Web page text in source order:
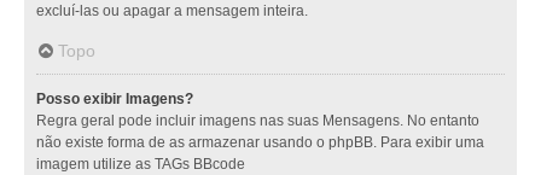
excluí-las ou apagar a mensagem inteira.
Topo
Posso exibir Imagens?
Regra geral pode incluir imagens nas suas Mensagens. No entanto
não existe forma de as armazenar usando o phpBB. Para exibir uma
imagem utilize as TAGs BBcode